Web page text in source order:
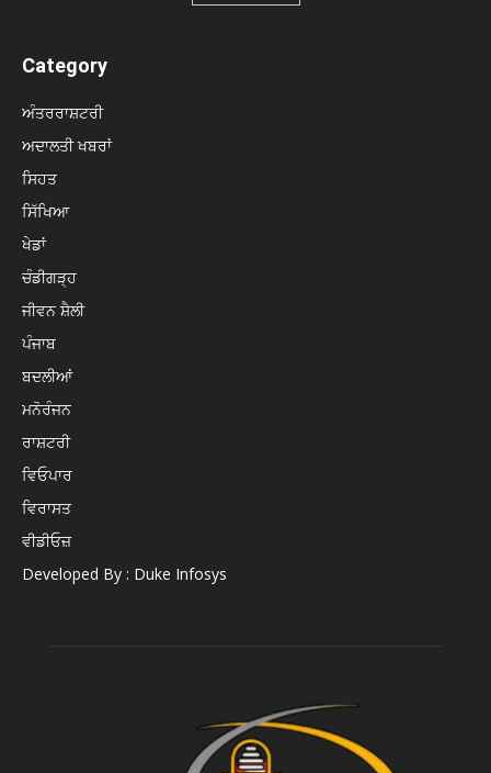
Category
ਅੰਤਰਰਾਸ਼ਟਰੀ
ਅਦਾਲਤੀ ਖਬਰਾਂ
ਸਿਹਤ
ਸਿੱਖਿਆ
ਖੇਡਾਂ
ਚੰਡੀਗੜ੍ਹ
ਜੀਵਨ ਸ਼ੈਲੀ
ਪੰਜਾਬ
ਬਦਲੀਆਂ
ਮਨੋਰੰਜਨ
ਰਾਸ਼ਟਰੀ
ਵਿਓਪਾਰ
ਵਿਰਾਸਤ
ਵੀਡੀਓਜ਼
Developed By : Duke Infosys